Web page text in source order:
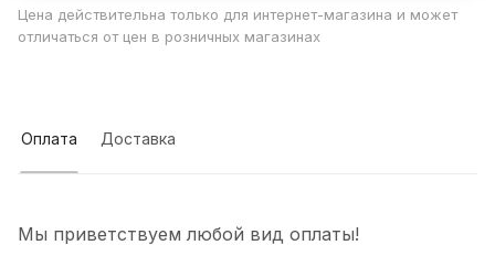
Цена действительна только для интернет-магазина и может
отличаться от цен в розничных магазинах
Оплата Доставка
Мы приветствуем любой вид оплаты!